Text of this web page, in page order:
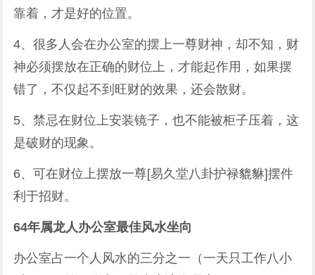
靠着，才是好的位置。
4、很多人会在办公室的摆上一尊财神，却不知，财
神必须摆放在正确的财位上，才能起作用，如果摆
错了，不仅起不到旺财的效果，还会散财。
5、禁忌在财位上安装镜子，也不能被柜子压着，这
是破财的现象。
6、可在财位上摆放一尊[易久堂八卦护禄貔貅]摆件
利于招财。
64年属龙人办公室最佳风水坐向
办公室占一个人风水的三分之一（一天只工作八小